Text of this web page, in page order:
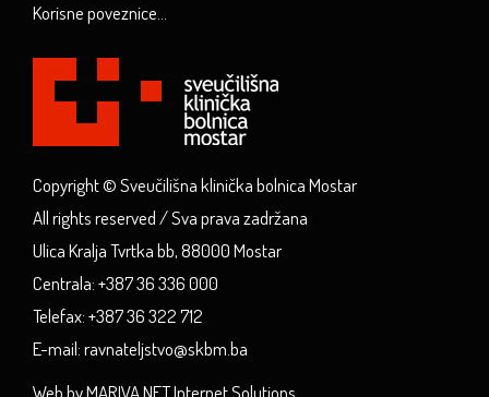
Korisne poveznice...
Copyright © Sveučilišna klinička bolnica Mostar
All rights reserved / Sva prava zadržana
Ulica Kralja Tvrtka bb, 88000 Mostar
Centrala: +387 36 336 000
Telefax: +387 36 322 712
E-mail: ravnateljstvo@skbm.ba